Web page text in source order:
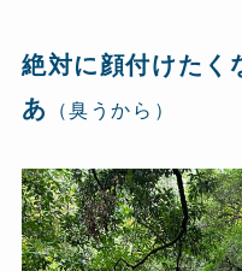
絶対に顔付けたく
あ
（臭うから）